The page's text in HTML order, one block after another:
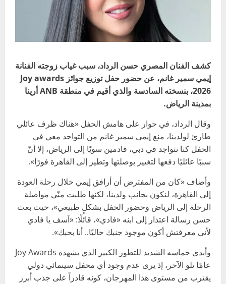
كشف الفنان المصري حسن الرداد، سبب غياب زوجته الفنانة
إيمي سمير غانم، عن حضور حفل توزيع جوائز Joy awards
2026، بنسخته السادسة والذي أقيم في منطقة ANB أرينا
بمدينة الرياض.
وقال الرداد، في حوار على هامش الحفل «هناك ظرف عائلي
طارئ لولدينا، منع إيمي سمير غانم من التواجد معي في
الحفل كنا نتواجد في دبي، قادمين سويًا إلى الرياض، إلا أنّ
سببًا عائليًا دفعها لتغيير بوصلتها وتطير إلى القاهرة فورًا».
وأضاف «كان من المفترض أن أرافق إيمي خلال رحلة العودة
إلى القاهرة، لنكون بجانب ولدينا، لكنها طلبت منّي مواصلة
الرحلة إلى الرياض وحضور الحفل بشكلٍ طبيعي»، حيث بعث
حسن رسالة اعتذار إلى ابنه «فادي»، قائلًا: «آسف يا فادي
لأني معرفتش أكون موجود جنبك حاليًا.. أنا بحبك».
وأبدى حماسه الشديد للتطور الكبير الذي يشهده Joy Awards
عامًا تلو الآخر، إذ يرى عدم وجود أي محفل سينمائي دولي
يقترب من مستوى هذا المهرجان، كونه قادراً على جذب أبرز